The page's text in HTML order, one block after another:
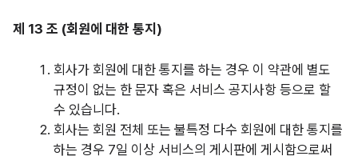
제 13 조 (회원에 대한 통지)
회사가 회원에 대한 통지를 하는 경우 이 약관에 별도
규정이 없는 한 문자 혹은 서비스 공지사항 등으로 할
수 있습니다.
회사는 회원 전체 또는 불특정 다수 회원에 대한 통지를
하는 경우 7일 이상 서비스의 게시판에 게시함으로써